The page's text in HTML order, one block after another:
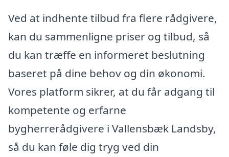
Ved at indhente tilbud fra flere rådgivere,
kan du sammenligne priser og tilbud, så
du kan træffe en informeret beslutning
baseret på dine behov og din økonomi.
Vores platform sikrer, at du får adgang til
kompetente og erfarne
bygherrerådgivere i Vallensbæk Landsby,
så du kan føle dig tryg ved din